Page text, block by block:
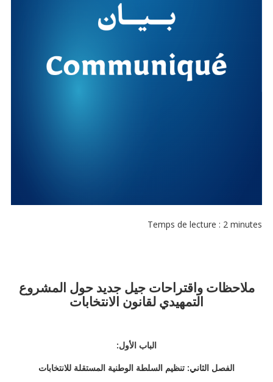
Temps de lecture : 2 minutes
ملاحظات واقتراحات جيل جديد حول المشروع
التمهيدي لقانون الانتخابات
الباب الأول:
الفصل الثاني: تنظيم السلطة الوطنية المستقلة للانتخابات